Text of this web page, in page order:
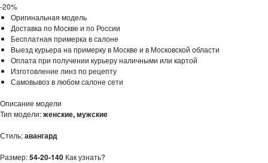
-20%
Оригинальная модель
Доставка по Москве и по России
Бесплатная примерка в салоне
Выезд курьера на примерку в Москве и в Московской области
Оплата при получении курьеру наличными или картой
Изготовление линз по рецепту
Самовывоз в любом салоне сети
Описание модели
Тип модели:женские, мужские
Стиль:авангард
Размер:54-20-140 Как узнать?